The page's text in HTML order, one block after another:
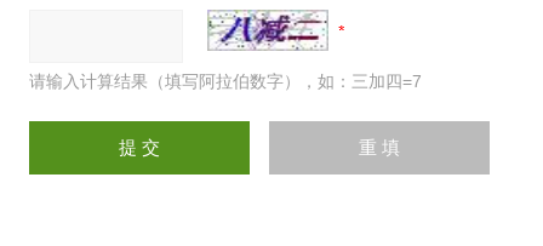
请输入计算结果（填写阿拉伯数字），如：三加四=7